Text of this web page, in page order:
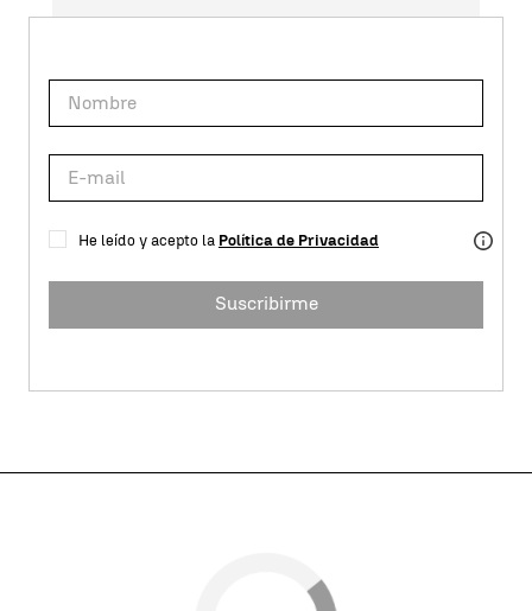
He leído y acepto la Política de Privacidad
Suscribirme